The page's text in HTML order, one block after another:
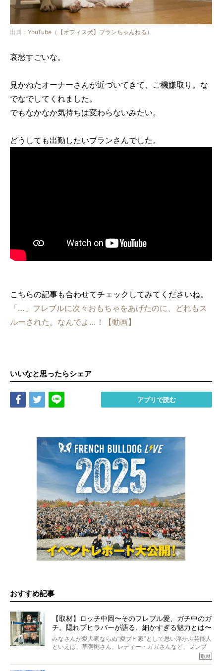
出典： YouTube（【オフィス犬】ブランちゃんねる）
哀愁すごいな。
見かねたオーナーさんが近づいてきて、ご機嫌取り。な
でなでしてくれました。
でもなかなか気持ちは変わらないみたい。
どうしても出勤したいブランさんでした。
こちらの記事も合わせてチェックしてみてくださいね。
「…」フレブルに次々おもちゃをあげたのに、どれもス
ルーされた。なんでよ…！【動画】
いいなと思ったらシェア
Share Tweet アプリで読む
おすすめ記事
【取材】ロッチ中岡〜そのフレブル愛、ガチ中のガ
チ。隠れブヒラバーが語る、細かすぎる魅力とは〜
【前編】
みなさんが愛犬家ならぬ“愛ブヒ家”として思い浮かぶ芸能人
といえば、草彅剛さん、レディー・ガガさんなど、フレブ
ルを飼っている方が多いと思います。が、ロッチ中岡さん取材